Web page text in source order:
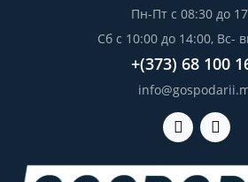
Пн-Пт с 08:30 до
Сб с 10:00 до 14:00, Вс-
+(373) 68 100